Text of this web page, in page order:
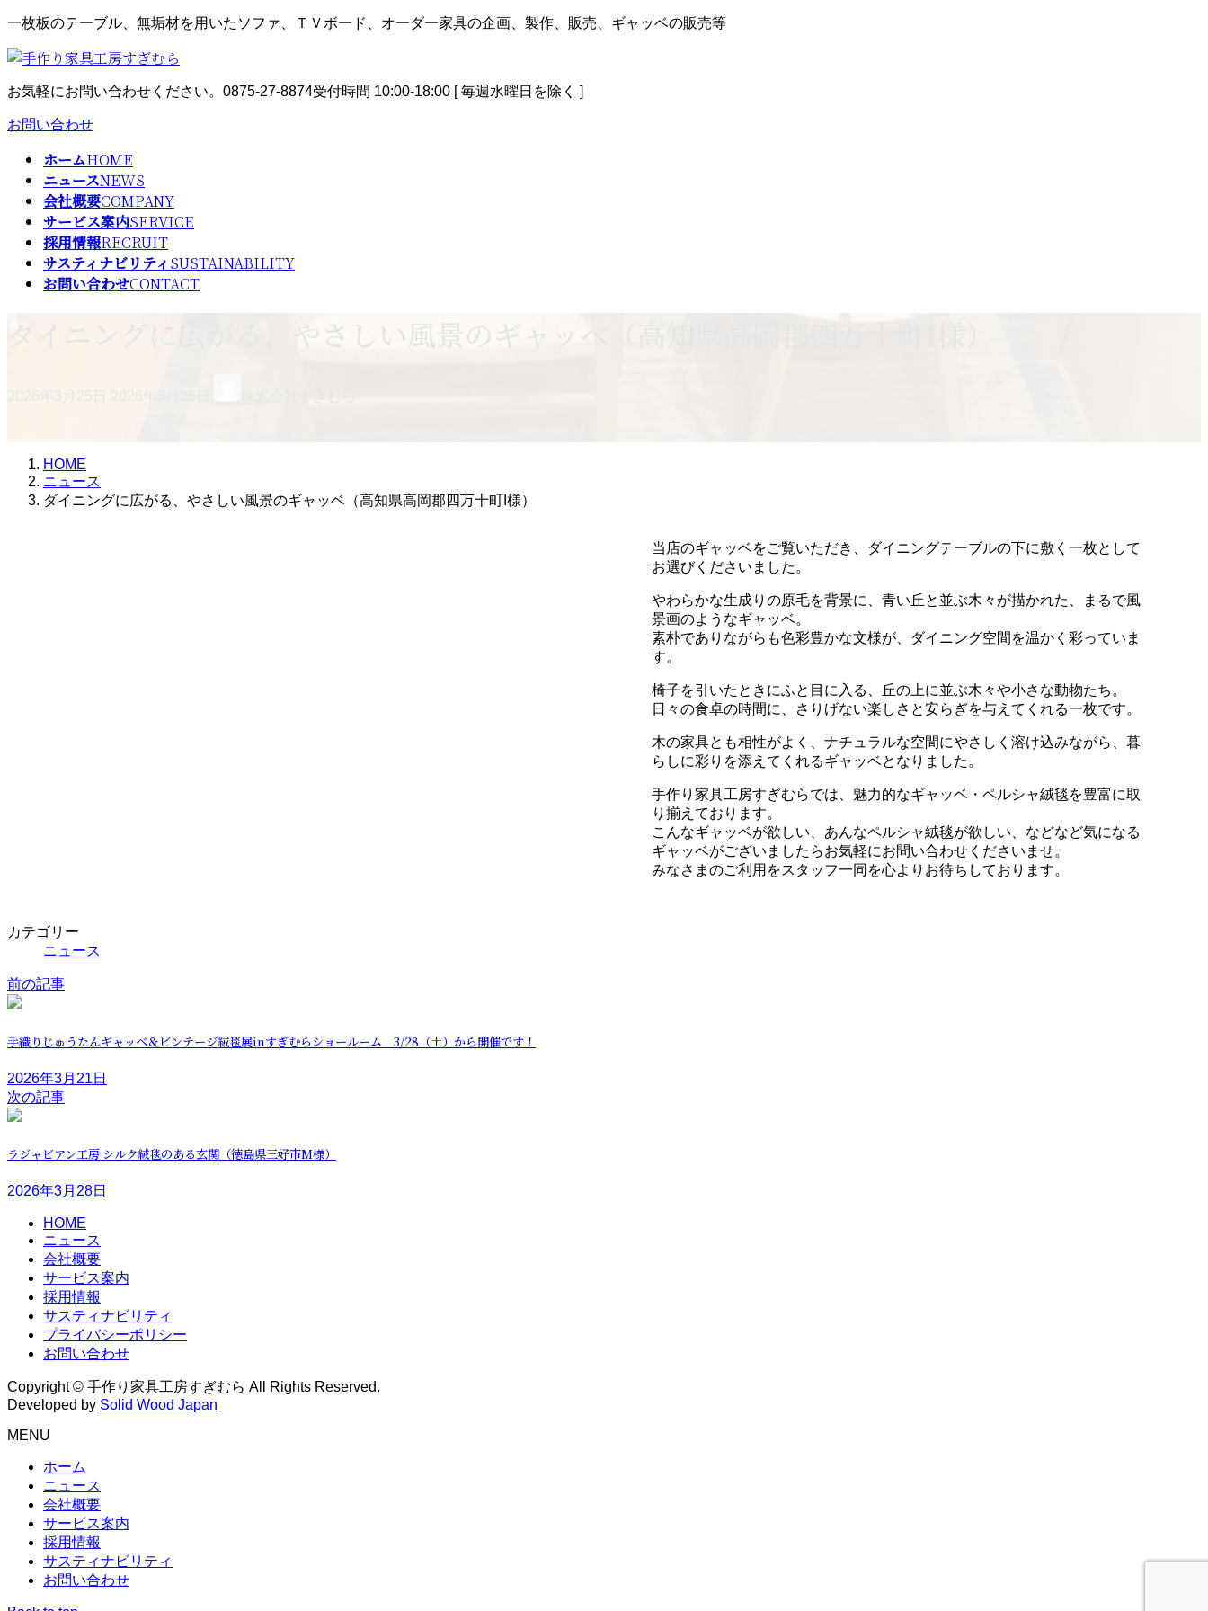
コ
テ
ツ
へ
ス
ナ
ゲ
シ
ョ
ン
一枚板のテーブル、無垢材を用いたソファ、ＴＶボード、オーダー家具の企画、製作、販売、ギャッベの販売等
お気軽にお問い合わせください。 0875-27-8874受付時間 10:00-18:00 [ 毎週水曜日を除く ]
お問い合わせ
ホームHOME
ニュースNEWS
会社概要COMPANY
サービス案内SERVICE
採用情報RECRUIT
サスティナビリティ SUSTAINABILITY
お問い合わせCONTACT
ダイニングに広がる、やさしい風景のギャッベ（高知県高岡郡四万十町I様）
:
HOME
ニュース
ダイニングに広がる、やさしい風景のギャッベ（高知県高岡郡四万十町I様）
当店のギャッベをご覧いただき、ダイニングテーブルの下に敷く一枚として
お選びくださいました。
やわらかな生成りの原毛を背景に、青い丘と並ぶ木々が描かれた、まるで風
景画のようなギャッベ。
素朴でありながらも色彩豊かな文様が、ダイニング空間を温かく彩っていま
す。
椅子を引いたときにふと目に入る、丘の上に並ぶ木々や小さな動物たち。
日々の食卓の時間に、さりげない楽しさと安らぎを与えてくれる一枚です。
木の家具とも相性がよく、ナチュラルな空間にやさしく溶け込みながら、暮
らしに彩りを添えてくれるギャッベとなりました。
手作り家具工房すぎむらでは、魅力的なギャッベ・ペルシャ絨毯を豊富に取
り揃えております。
こんなギャッベが欲しい、あんなペルシャ絨毯が欲しい、などなど気になる
ギャッベがございましたらお気軽にお問い合わせくださいませ。
みなさまのご利用をスタッフ一同を心よりお待ちしております。
カテゴリー
ニュース
前の記事
手織りじゅうたんギャッベ＆ビンテージ絨毯展inすぎむらショールーム 3/28（土）から開催です！
2026年3月21日
次の記事
ラジャビアン工房 シルク絨毯のある玄関（徳島県三好市M様）
2026年3月28日
HOME
ニュース
会社概要
サービス案内
採用情報
サスティナビリティ
プライバシーポリシー
お問い合わせ
Copyright © 手作り家具工房すぎむら All Rights Reserved.
Developed by Solid Wood Japan
MENU
ホーム
ニュース
会社概要
サービス案内
採用情報
サスティナビリティ
お問い合わせ